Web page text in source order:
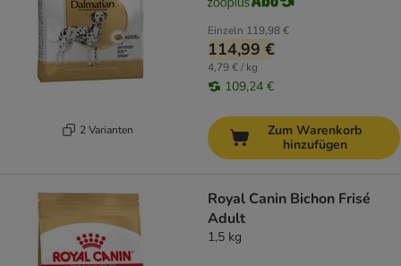
2 Varianten
Einzeln 119,98 €
114,99 €
4,79 € / kg
109,24 €
Zum Warenkorb
hinzufügen
Royal Canin Bichon Frisé
Adult
1,5 kg